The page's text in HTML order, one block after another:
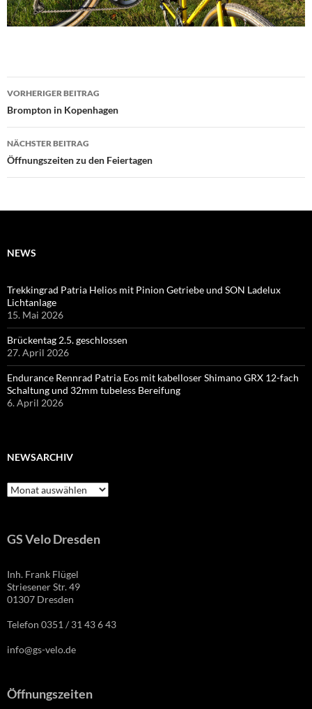
Beitragsnavigation
VORHERIGER BEITRAG
Brompton in Kopenhagen
NÄCHSTER BEITRAG
Öffnungszeiten zu den Feiertagen
NEWS
Trekkingrad Patria Helios mit Pinion Getriebe und SON Ladelux
Lichtanlage
15. Mai 2026
Brückentag 2.5. geschlossen
27. April 2026
Endurance Rennrad Patria Eos mit kabelloser Shimano GRX 12-fach
Schaltung und 32mm tubeless Bereifung
6. April 2026
NEWSARCHIV
Newsarchiv
GS Velo Dresden
Inh. Frank Flügel
Striesener Str. 49
01307 Dresden
Telefon 0351 / 31 43 6 43
info@gs-velo.de
Öffnungszeiten